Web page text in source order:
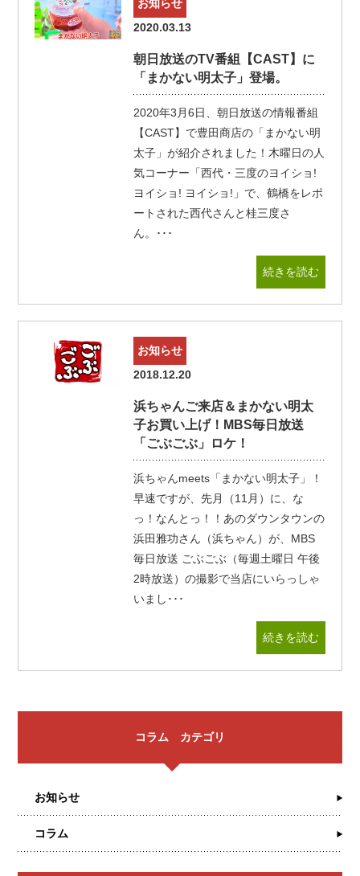
お知らせ
2020.03.13
朝日放送のTV番組【CAST】に
「まかない明太子」登場。
2020年3月6日、朝日放送の情報番組
【CAST】で豊田商店の「まかない明
太子」が紹介されました！木曜日の人
気コーナー「西代・三度のヨイショ!
ヨイショ! ヨイショ!」で、鶴橋をレポ
ートされた西代さんと桂三度さ
ん。･･･
続きを読む
お知らせ
2018.12.20
浜ちゃんご来店＆まかない明太
子お買い上げ！MBS毎日放送
「ごぶごぶ」ロケ！
浜ちゃんmeets「まかない明太子」！
早速ですが、先月（11月）に、な
っ！なんとっ！！あのダウンタウンの
浜田雅功さん（浜ちゃん）が、MBS
毎日放送 ごぶごぶ（毎週土曜日 午後
2時放送）の撮影で当店にいらっしゃ
いまし･･･
続きを読む
コラム カテゴリ
お知らせ
コラム